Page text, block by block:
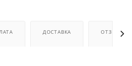
ДОСТАВКА ОТЗЫВЫ